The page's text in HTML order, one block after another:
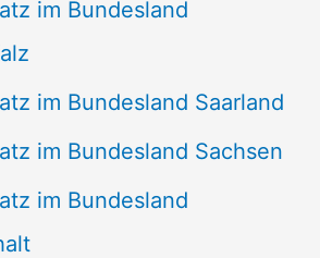
im Bundesland
im Bundesland Saarland
im Bundesland Sachsen
im Bundesland